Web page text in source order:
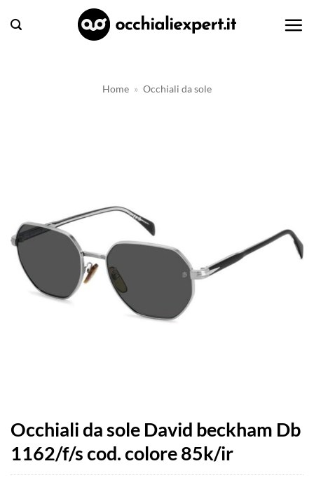
Home » Occhiali da sole
Occhiali da sole David beckham Db
1162/f/s cod. colore 85k/ir